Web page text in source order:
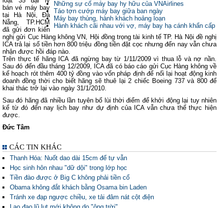
Những sự cố máy bay hy hữu của VNAirlines
Táo tợn cướp máy bay giữa ban ngày
Máy bay thủng, hành khách hoảng loạn
Hành khách cãi nhau với vợ, máy bay hạ cánh khẩn cấp
bán vé máy bay
tại Hà Nội, Đà
Nẵng, TP.HCM
đã gửi đơn kiến
nghị gửi Cục Hàng không VN, Hội đồng trọng tài kinh tế TP. Hà Nội đề nghị
ICA trả lại số tiền hơn 800 triệu đồng tiền đặt cọc nhưng đến nay vẫn chưa
nhận được hồi đáp nào.
Trên thực tế hãng ICA đã ngừng bay từ 1/11/2009 vì thua lỗ và nợ nần.
Sau đó đến đầu tháng 12/2009, ICA đã có báo cáo gửi Cục Hàng không về
kế hoạch rót thêm 400 tỷ đồng vào vốn pháp định để nối lại hoạt động kinh
doanh đồng thời cho biết hãng sẽ thuê lại 2 chiếc Boeing 737 và 800 để
khai thác trở lại vào ngày 31/1/2010.
Sau đó hãng đã nhiều lần tuyên bố lùi thời điểm để khởi động lại tuy nhiên
kể từ đó đến nay lịch bay như dự định của ICA vẫn chưa thể thực hiện
được.
Đức Tâm
CÁC TIN KHÁC
Thanh Hóa: Nuốt dao dài 15cm để tự vẫn
Học sinh hôn nhau "dữ dội" trong lớp học
Tiền đào được ở Big C không phải tiền cổ
Obama không đắt khách bằng Osama bin Laden
Tránh xe đạp ngược chiều, xe tải đâm nát cột điện